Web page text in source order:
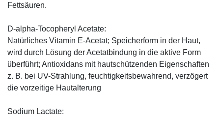
Fettsäuren.
D-alpha-Tocopheryl Acetate:
Natürliches Vitamin E-Acetat; Speicherform in der Haut,
wird durch Lösung der Acetatbindung in die aktive Form
überführt; Antioxidans mit hautschützenden Eigenschaften
z. B. bei UV-Strahlung, feuchtigkeitsbewahrend, verzögert
die vorzeitige Hautalterung
Sodium Lactate: